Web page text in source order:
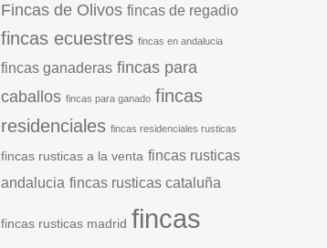
Fincas de Olivos fincas de regadio
fincas ecuestres fincas en andalucia
fincas ganaderas fincas para
caballos fincas para ganado fincas
residenciales fincas residenciales rusticas
fincas rusticas a la venta fincas rusticas
andalucia fincas rusticas cataluña
fincas rusticas madrid fincas